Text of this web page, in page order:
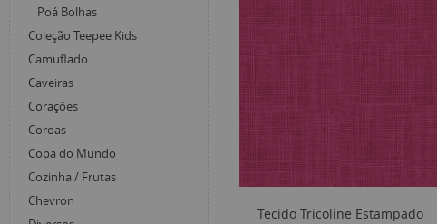
Poá Bolhas
Coleção Teepee Kids
Camuflado
Caveiras
Corações
Coroas
Copa do Mundo
Cozinha / Frutas
Chevron
Tecido Tricoline Estampado